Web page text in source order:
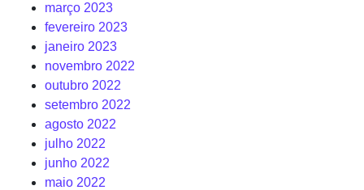
março 2023
fevereiro 2023
janeiro 2023
novembro 2022
outubro 2022
setembro 2022
agosto 2022
julho 2022
junho 2022
maio 2022